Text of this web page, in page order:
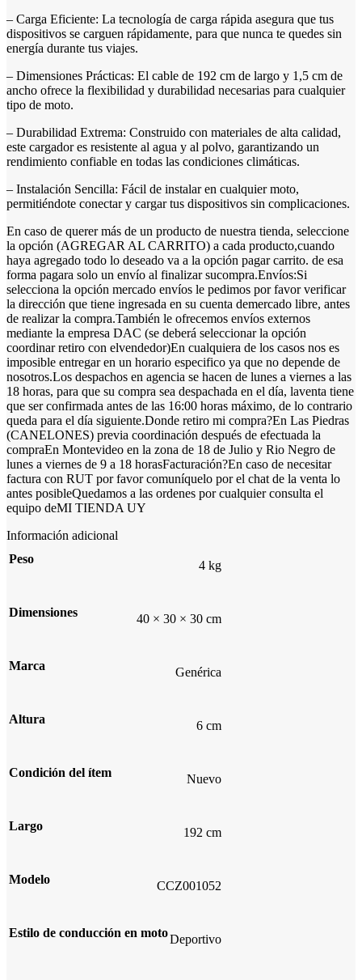
– Carga Eficiente: La tecnología de carga rápida asegura que tus
dispositivos se carguen rápidamente, para que nunca te quedes sin
energía durante tus viajes.
– Dimensiones Prácticas: El cable de 192 cm de largo y 1,5 cm de
ancho ofrece la flexibilidad y durabilidad necesarias para cualquier
tipo de moto.
– Durabilidad Extrema: Construido con materiales de alta calidad,
este cargador es resistente al agua y al polvo, garantizando un
rendimiento confiable en todas las condiciones climáticas.
– Instalación Sencilla: Fácil de instalar en cualquier moto,
permitiéndote conectar y cargar tus dispositivos sin complicaciones.
En caso de querer más de un producto de nuestra tienda, seleccione
la opción (AGREGAR AL CARRITO) a cada producto,cuando
haya agregado todo lo deseado va a la opción pagar carrito. de esa
forma pagara solo un envío al finalizar sucompra.Envíos:Si
selecciona la opción mercado envíos le pedimos por favor verificar
la dirección que tiene ingresada en su cuenta demercado libre, antes
de realizar la compra.También le ofrecemos envíos externos
mediante la empresa DAC (se deberá seleccionar la opción
coordinar retiro con elvendedor)En cualquiera de los casos nos es
imposible entregar en un horario especifico ya que no depende de
nosotros.Los despachos en agencia se hacen de lunes a viernes a las
18 horas, para que su compra sea despachada en el día, laventa tiene
que ser confirmada antes de las 16:00 horas máximo, de lo contrario
queda para el día siguiente.Donde retiro mi compra?En Las Piedras
(CANELONES) previa coordinación después de efectuada la
compraEn Montevideo en la zona de 18 de Julio y Rio Negro de
lunes a viernes de 9 a 18 horasFacturación?En caso de necesitar
factura con RUT por favor comuníquelo por el chat de la venta lo
antes posibleQuedamos a las ordenes por cualquier consulta el
equipo deMI TIENDA UY
Información adicional
Peso
4 kg
Dimensiones 40 × 30 × 30 cm
Marca Genérica
Altura 6 cm
Condición del ítem Nuevo
Largo 192 cm
Modelo CCZ001052
Estilo de conducción en motoDeportivo